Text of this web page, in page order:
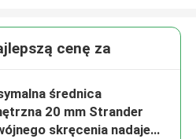
cenę za
średnica
20 mm Strander
skręcenia nadaje